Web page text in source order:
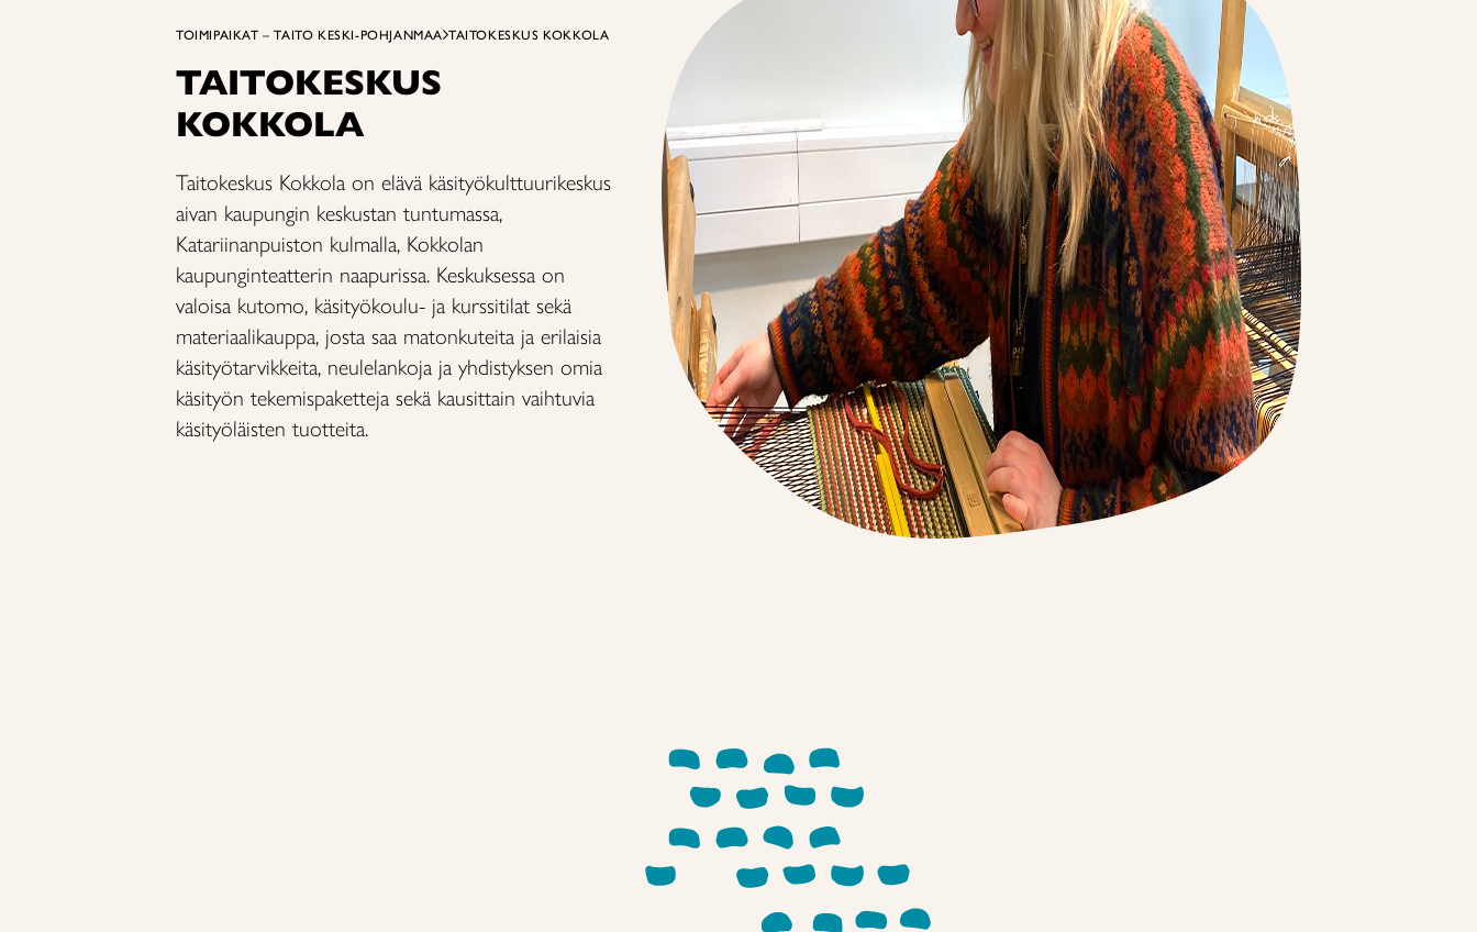
TOIMIPAIKAT – TAITO KESKI-POHJANMAA TAITOKESKUS KOKKOLA
TAITOKESKUS
KOKKOLA
Taitokeskus Kokkola on elävä käsityökulttuurikeskus
aivan kaupungin keskustan tuntumassa,
Katariinanpuiston kulmalla, Kokkolan
kaupunginteatterin naapurissa. Keskuksessa on
valoisa kutomo, käsityökoulu- ja kurssitilat sekä
materiaalikauppa, josta saa matonkuteita ja erilaisia
käsityötarvikkeita, neulelankoja ja yhdistyksen omia
käsityön tekemispaketteja sekä kausittain vaihtuvia
käsityöläisten tuotteita.